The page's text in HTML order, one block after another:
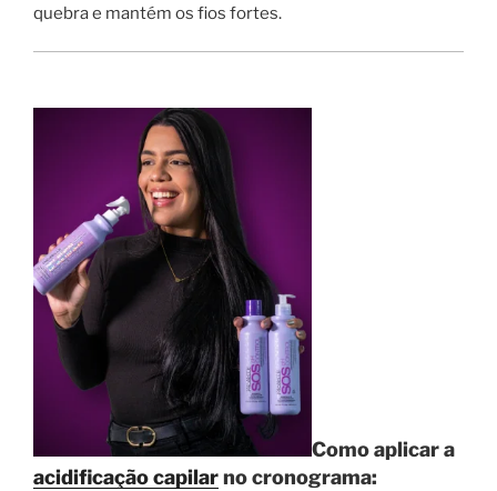
quebra e mantém os fios fortes.
Como aplicar a
acidificação capilarno cronograma: